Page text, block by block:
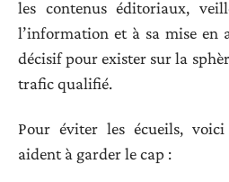
les contenus éditoriaux,
l’information et à sa mise en
décisif pour exister sur la
trafic qualifié.
Pour éviter les écueils,
aident à garder le cap :